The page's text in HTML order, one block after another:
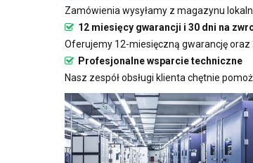
Zamówienia wysyłamy z magazynu
12 miesięcy gwarancji i 30 dni na
Oferujemy 12-miesięczną gwarancję oraz
Profesjonalne wsparcie techniczne
Nasz zespół obsługi klienta chętnie